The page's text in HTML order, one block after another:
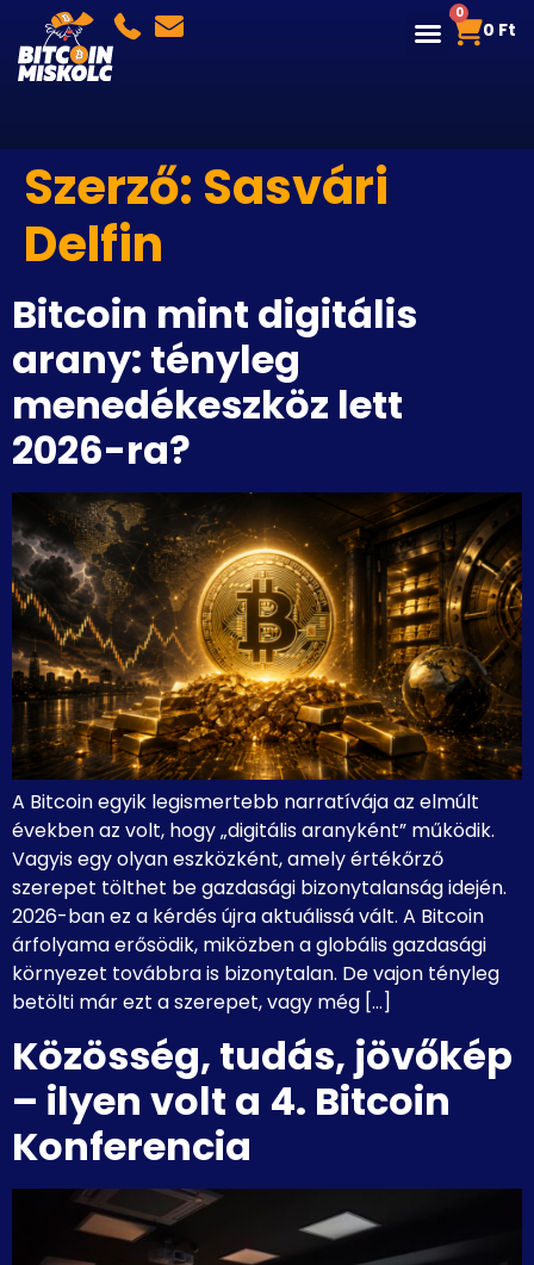
0 Ft
0
Szerző: Sasvári
Delfin
Bitcoin mint digitális
arany: tényleg
menedékeszköz lett
2026-ra?
A Bitcoin egyik legismertebb narratívája az elmúlt
években az volt, hogy „digitális aranyként” működik.
Vagyis egy olyan eszközként, amely értékőrző
szerepet tölthet be gazdasági bizonytalanság idején.
2026-ban ez a kérdés újra aktuálissá vált. A Bitcoin
árfolyama erősödik, miközben a globális gazdasági
környezet továbbra is bizonytalan. De vajon tényleg
betölti már ezt a szerepet, vagy még […]
Közösség, tudás, jövőkép
– ilyen volt a 4. Bitcoin
Konferencia